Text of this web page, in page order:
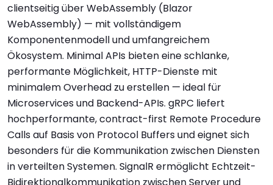
clientseitig über WebAssembly (Blazor
WebAssembly) — mit vollständigem
Komponentenmodell und umfangreichem
Ökosystem. Minimal APIs bieten eine schlanke,
performante Möglichkeit, HTTP-Dienste mit
minimalem Overhead zu erstellen — ideal für
Microservices und Backend-APIs. gRPC liefert
hochperformante, contract-first Remote Procedure
Calls auf Basis von Protocol Buffers und eignet sich
besonders für die Kommunikation zwischen Diensten
in verteilten Systemen. SignalR ermöglicht Echtzeit-